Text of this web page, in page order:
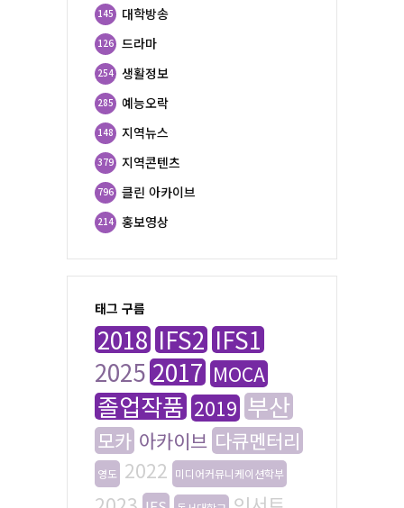
대학방송
145
드라마
126
생활정보
254
예능오락
285
지역뉴스
148
지역콘텐츠
379
클린 아카이브
796
홍보영상
214
태그 구름
2018 IFS2 IFS1
2025 2017 MOCA
졸업작품 2019 부산
모카 아카이브 다큐멘터리
영도 2022 미디어커뮤니케이션학부